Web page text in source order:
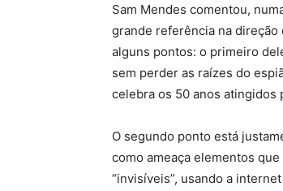
Sam Mendes comentou,
grande referência na
alguns pontos: o primeiro
sem perder as raízes do
celebra os 50 anos atingidos
O segundo ponto está
como ameaça elementos
“invisíveis”, usando a